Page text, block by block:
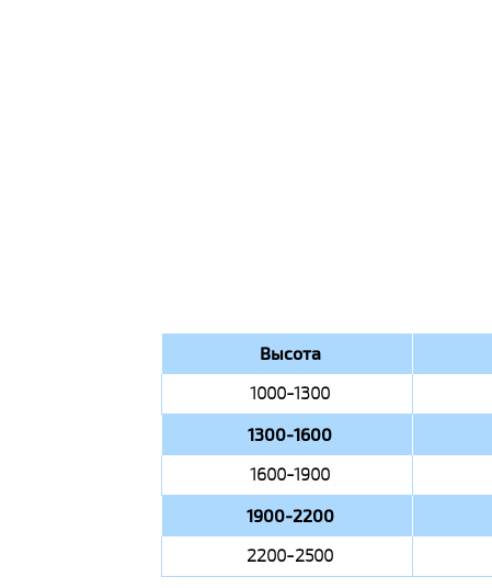
Высота
1000-1300
1300-1600
1600-1900
1900-2200
2200-2500